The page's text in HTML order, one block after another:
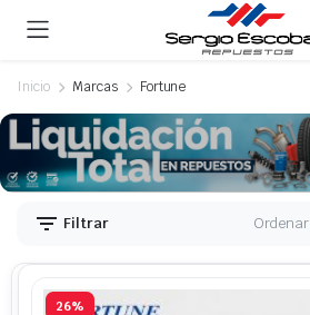
Inicio Marcas Fortune
Filtrar Ordenar:
26%